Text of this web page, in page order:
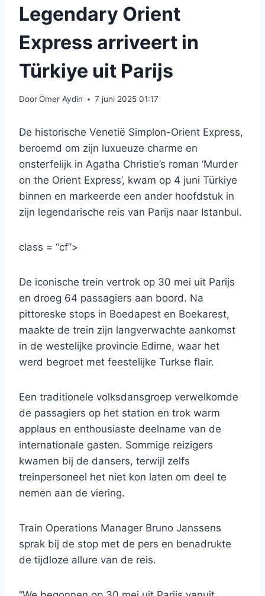
Legendary Orient
Express arriveert in
Türkiye uit Parijs
DoorÖmer Aydin 7 juni 2025 01:17
De historische Venetië Simplon-Orient Express,
beroemd om zijn luxueuze charme en
onsterfelijk in Agatha Christie’s roman ‘Murder
on the Orient Express’, kwam op 4 juni Türkiye
binnen en markeerde een ander hoofdstuk in
zijn legendarische reis van Parijs naar Istanbul.
class = “cf”>
De iconische trein vertrok op 30 mei uit Parijs
en droeg 64 passagiers aan boord. Na
pittoreske stops in Boedapest en Boekarest,
maakte de trein zijn langverwachte aankomst
in de westelijke provincie Edirne, waar het
werd begroet met feestelijke Turkse flair.
Een traditionele volksdansgroep verwelkomde
de passagiers op het station en trok warm
applaus en enthousiaste deelname van de
internationale gasten. Sommige reizigers
kwamen bij de dansers, terwijl zelfs
treinpersoneel het niet kon laten om deel te
nemen aan de viering.
Train Operations Manager Bruno Janssens
sprak bij de stop met de pers en benadrukte
de tijdloze allure van de reis.